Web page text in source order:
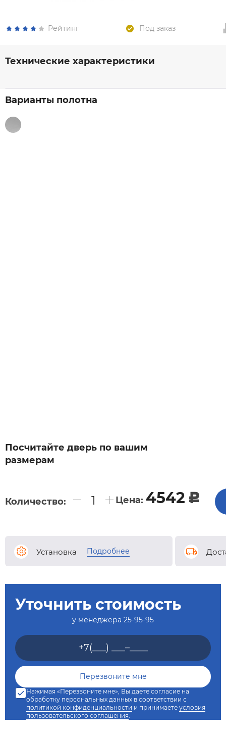
Рейтинг Под заказ
Технические характеристики
Варианты полотна
Посчитайте дверь по вашим
размерам
Количество: Цена: 4542 c
Установка Подробнее
Уточнить стоимость
у менеджера 25-95-95
Нажимая «Перезвоните мне», Вы даете согласие на
обработку персональных данных в соответствии с
политикой конфиденциальности и принимаете условия
пользовательского соглашения.